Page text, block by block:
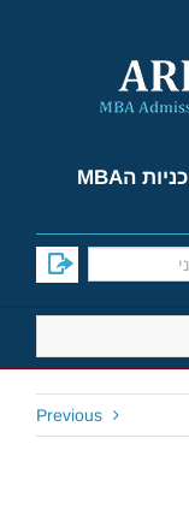
למד על אפשרויות הקבלה לתוכניות הMBA
Previous